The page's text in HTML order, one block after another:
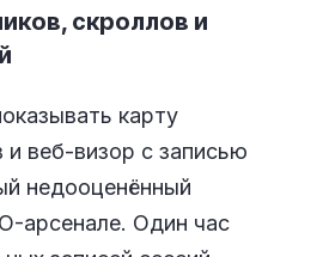
скроллов и
карту
и веб-визор с записью
недооценённый
арсенале. Один час